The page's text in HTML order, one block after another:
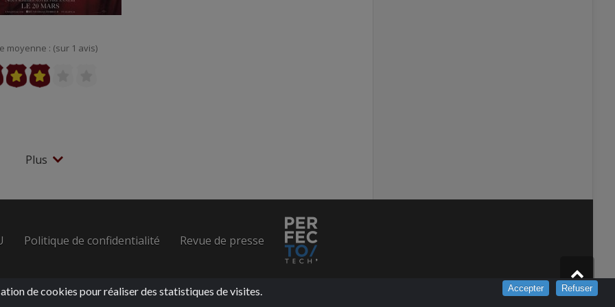
de cookies pour réaliser des statistiques de visites. Accepter Refuser
moyenne : (sur 1 avis)
Plus
Politique de confidentialité Revue de presse